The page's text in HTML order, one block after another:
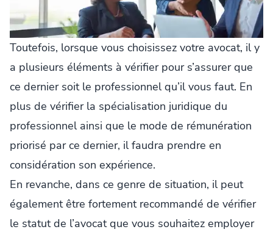
Toutefois, lorsque vous choisissez votre avocat, il y
a plusieurs éléments à vérifier pour s’assurer que
ce dernier soit le professionnel qu’il vous faut. En
plus de vérifier la spécialisation juridique du
professionnel ainsi que le mode de rémunération
priorisé par ce dernier, il faudra prendre en
considération son expérience.
En revanche, dans ce genre de situation, il peut
également être fortement recommandé de vérifier
le statut de l’avocat que vous souhaitez employer